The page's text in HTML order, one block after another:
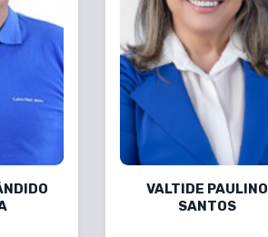
VALTIDE PAULINO
SANTOS